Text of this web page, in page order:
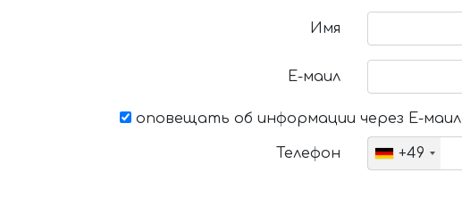
Имя
Е-маил
оповещать об информации через Е-маил
Телефон +49